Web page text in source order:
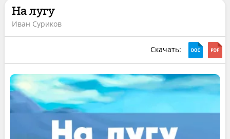
На лугу
Иван Суриков
Скачать: